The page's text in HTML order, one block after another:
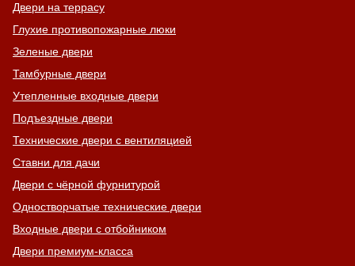
Двери на террасу
Глухие противопожарные люки
Зеленые двери
Тамбурные двери
Утепленные входные двери
Подъездные двери
Технические двери с вентиляцией
Ставни для дачи
Двери с чёрной фурнитурой
Одностворчатые технические двери
Входные двери с отбойником
Двери премиум-класса